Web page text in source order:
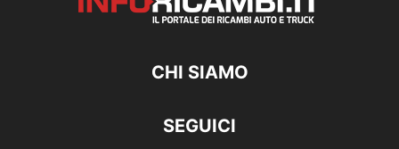
CHI SIAMO
SEGUICI